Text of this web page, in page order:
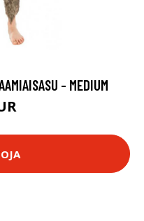
- MEDIUM